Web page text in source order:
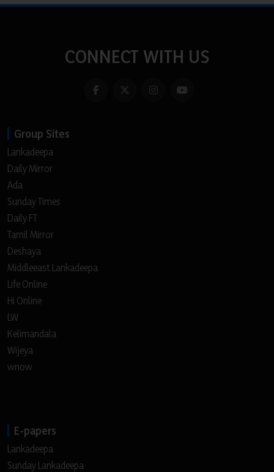
CONNECT WITH US
Group Sites
Lankadeepa
Daily Mirror
Ada
Sunday Times
Daily FT
Tamil Mirror
Deshaya
Middleeast Lankadeepa
Life Online
Hi Online
LW
Kelimandala
Wijeya
wnow
E-papers
Lankadeepa
Sunday Lankadeepa